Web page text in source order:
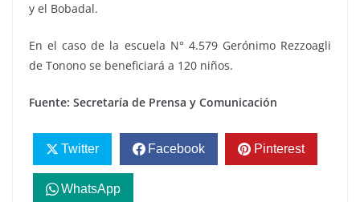
y el Bobadal.
En el caso de la escuela N° 4.579 Gerónimo Rezzoagli
de Tonono se beneficiará a 120 niños.
Fuente: Secretaría de Prensa y Comunicación
Twitter Facebook Pinterest
WhatsApp